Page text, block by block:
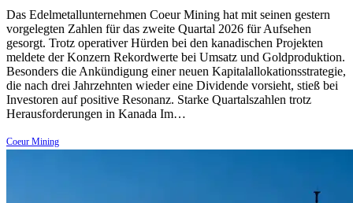
Das Edelmetallunternehmen Coeur Mining hat mit seinen gestern
vorgelegten Zahlen für das zweite Quartal 2026 für Aufsehen
gesorgt. Trotz operativer Hürden bei den kanadischen Projekten
meldete der Konzern Rekordwerte bei Umsatz und Goldproduktion.
Besonders die Ankündigung einer neuen Kapitalallokationsstrategie,
die nach drei Jahrzehnten wieder eine Dividende vorsieht, stieß bei
Investoren auf positive Resonanz. Starke Quartalszahlen trotz
Herausforderungen in Kanada Im…
Coeur Mining